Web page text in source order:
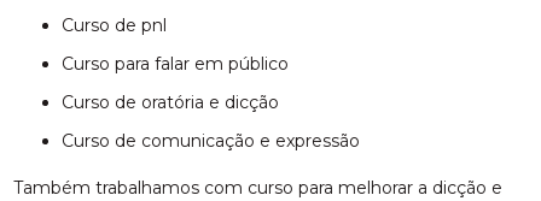
curso de pnl
curso para falar em público
curso de oratória e dicção
curso de comunicação e expressão
Também trabalhamos com curso para melhorar a dicção e